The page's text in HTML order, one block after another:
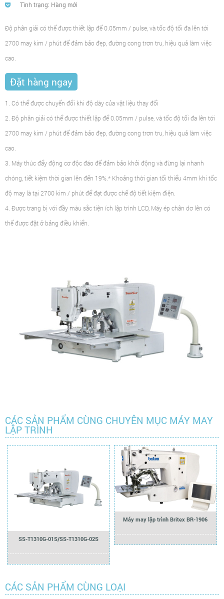
Tình trạng: Hàng mới
Độ phân giải có thể được thiết lập để 0.05mm / pulse, và tốc độ tối đa lên tới
2700 may kim / phút để đảm bảo đẹp, đường cong trơn tru, hiệu quả làm việc
cao.
1. Có thể được chuyển đổi khi độ dày của vật liệu thay đổi
2. Độ phân giải có thể được thiết lập để 0.05mm / pulse, và tốc độ tối đa lên tới
2700 may kim / phút để đảm bảo đẹp, đường cong trơn tru, hiệu quả làm việc
cao.
3. Máy thúc đẩy động cơ độc đáo để đảm bảo khởi động và đừng lại nhanh
chóng, tiết kiệm thời gian lên đến 19%.* Khoảng thời gian tối thiểu 4mm khi tốc
độ may là tại 2700 kim / phút để đạt được chế độ tiết kiệm điện.
4. Được trang bị với đầy màu sắc tiện ích lập trình LCD, Máy ép chân dơ lên có
thể được đặt ở bảng điều khiển.
CÁC SẢN PHẨM CÙNG CHUYÊN MỤC MÁY MAY
LẬP TRÌNH
SS-T1310G-01S/SS-T1310G-02S
Máy may lập trình Britex BR-1906
CÁC SẢN PHẨM CÙNG LOẠI